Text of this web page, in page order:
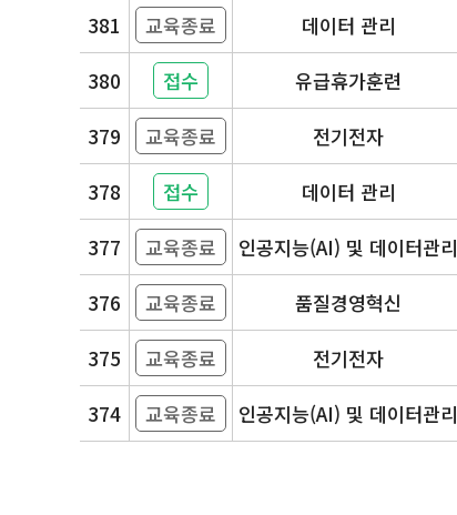
381
교육종료 데이터 관리
380
접수 유급휴가훈련
379
교육종료 전기전자
378
접수 데이터 관리
377
교육종료 인공지능(AI) 및 데이터관리
376
교육종료 품질경영혁신
375
교육종료 전기전자
374
교육종료 인공지능(AI) 및 데이터관리